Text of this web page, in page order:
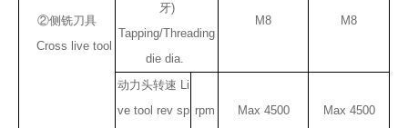
②侧铣刀具
Cross live tool
牙)
Tapping/Threading
die dia.
M8 M8
动力头转速 Li
ve tool rev sp rpm Max 4500 Max 4500